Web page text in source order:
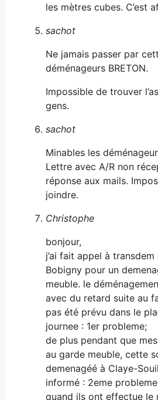
les mètres cubes. C’est
sachot
Ne jamais passer par
déménageurs BRETON.
Impossible de trouver
gens.
sachot
Minables les
Lettre avec A/R non
réponse aux mails.
joindre.
Christophe
bonjour,
j’ai fait appel à
Bobigny pour un
meuble. le
avec du retard suite au
pas été prévu dans le
journee : 1er probleme;
de plus pendant que
au garde meuble, cette
demenagéé à Claye-
informé : 2eme
quand ils ont effectue le